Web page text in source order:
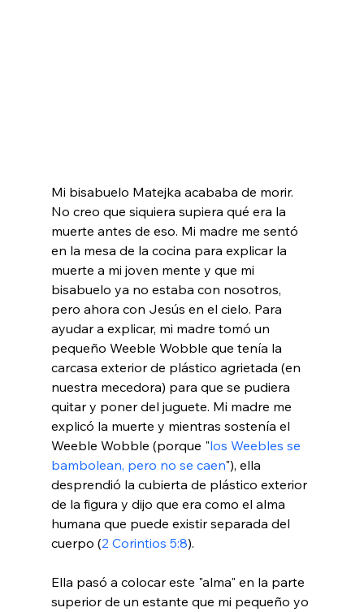
Mi bisabuelo Matejka acababa de morir.
No creo que siquiera supiera qué era la
muerte antes de eso. Mi madre me sentó
en la mesa de la cocina para explicar la
muerte a mi joven mente y que mi
bisabuelo ya no estaba con nosotros,
pero ahora con Jesús en el cielo. Para
ayudar a explicar, mi madre tomó un
pequeño Weeble Wobble que tenía la
carcasa exterior de plástico agrietada (en
nuestra mecedora) para que se pudiera
quitar y poner del juguete. Mi madre me
explicó la muerte y mientras sostenía el
Weeble Wobble (porque "los Weebles se
bambolean, pero no se caen"), ella
desprendió la cubierta de plástico exterior
de la figura y dijo que era como el alma
humana que puede existir separada del
cuerpo (2 Corintios 5:8).
Ella pasó a colocar este "alma" en la parte
superior de un estante que mi pequeño yo